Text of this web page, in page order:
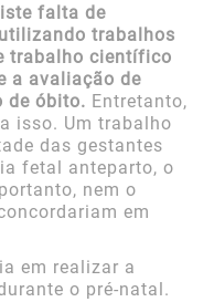
falta de
trabalhos
trabalho científico
a avaliação de
de óbito. Entretanto,
isso. Um trabalho
das gestantes
fetal anteparto, o
nem o
em
em realizar a
o pré-natal.